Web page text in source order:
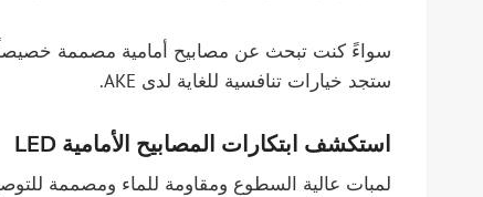
سواءً كنت تبحث عن مصابيح أمامية مصممة خصيصاً
ستجد خيارات تنافسية للغاية لدى AKE.
استكشف ابتكارات المصابيح الأمامية LED
لمبات عالية السطوع ومقاومة للماء ومصممة